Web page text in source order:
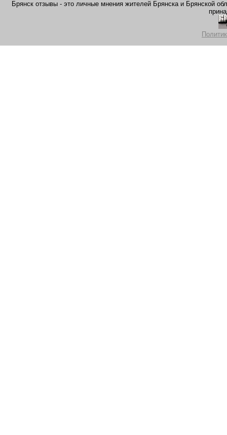
Брянск отзывы - это личные мнения жителей Брянска и Брянской